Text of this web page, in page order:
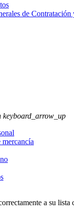
de Contratación
keyboard_arrow_up
a su lista